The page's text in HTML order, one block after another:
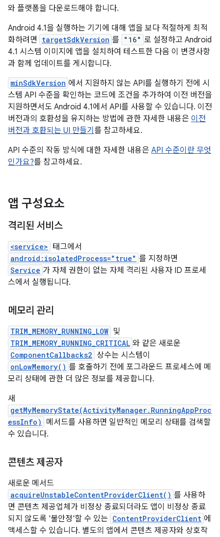
와 플랫폼을 다운로드해야 합니다.
Android 4.1을 실행하는 기기에 대해 앱을 보다 적절하게 최적
화하려면
targetSdkVersion 를 "16" 로 설정하고 Android
4.1 시스템 이미지에 앱을 설치하여 테스트한 다음 이 변경사항
과 함께 업데이트를 게시합니다.
minSdkVersion 에서 지원하지 않는 API를 실행하기 전에 시
스템 API 수준을 확인하는 코드에 조건을 추가하여 이전 버전을
지원하면서도 Android 4.1에서 API를 사용할 수 있습니다. 이전
버전과의 호환성을 유지하는 방법에 관한 자세한 내용은 이전
버전과 호환되는 UI 만들기 를 참고하세요.
API 수준의 작동 방식에 대한 자세한 내용은 API 수준이란 무엇
인가요?를 참고하세요.
앱 구성요소
격리된 서비스
<service> 태그에서
android:isolatedProcess="true" 를 지정하면
Service 가 자체 권한이 없는 자체 격리된 사용자 ID 프로세
스에서 실행됩니다.
메모리 관리
TRIM_MEMORY_RUNNING_LOW 및
TRIM_MEMORY_RUNNING_CRITICAL 와 같은 새로운
ComponentCallbacks2 상수는 시스템이
onLowMemory() 를 호출하기 전에 포그라운드 프로세스에 메
모리 상태에 관한 더 많은 정보를 제공합니다.
새
getMyMemoryState(ActivityManager.RunningAppProc
essInfo)
메서드를 사용하면 일반적인 메모리 상태를 검색할
수 있습니다.
콘텐츠 제공자
새로운 메서드
acquireUnstableContentProviderClient() 를 사용하
면 콘텐츠 제공업체가 비정상 종료되더라도 앱이 비정상 종료
되지 않도록 '불안정'할 수 있는 ContentProviderClient 에
액세스할 수 있습니다. 별도의 앱에서 콘텐츠 제공자와 상호작